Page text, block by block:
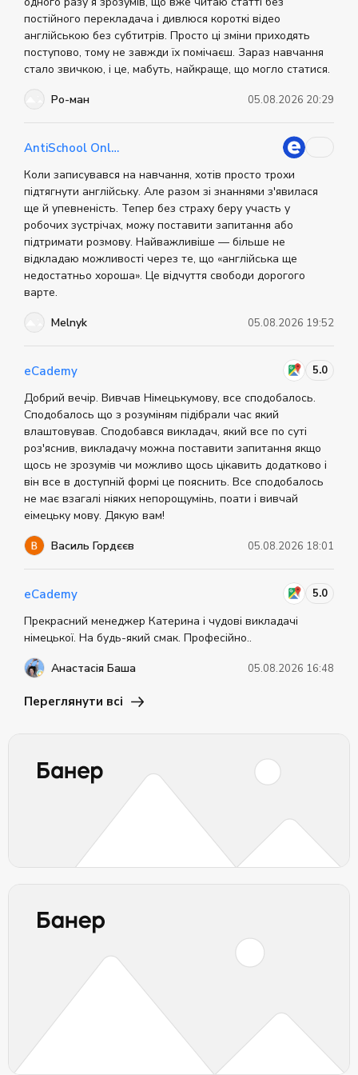
налаштований під кожного учня. Під час навчання
створюється приємна атмосфера, а досвідчені
викладачі допомагають студентам досягати своєї
мети. Додаткові відомості про школу можна знайти на
офіційному веб-сайті.
постійного перекладача і дивлюся короткі відео
англійською без субтитрів. Просто ці зміни приходять
поступово, тому не завжди їх помічаєш. Зараз навчання
стало звичкою, і це, мабуть, найкраще, що могло статися.
Ро-ман
05.08.2026 20:29
AntiSchool Online
Коли записувався на навчання, хотів просто трохи
підтягнути англійську. Але разом зі знаннями з'явилася
ще й упевненість. Тепер без страху беру участь у
робочих зустрічах, можу поставити запитання або
підтримати розмову. Найважливіше — більше не
відкладаю можливості через те, що «англійська ще
недостатньо хороша». Це відчуття свободи дорогого
варте.
Melnyk
05.08.2026 19:52
eCademy 5.0
Добрий вечір. Вивчав Німецькумову, все сподобалось.
Сподобалось що з розуміням підібрали час який
влаштовував. Сподобався викладач, який все по суті
роз'яснив, викладачу можна поставити запитання якщо
щось не зрозумів чи можливо щось цікавить додатково і
він все в доступній формі це пояснить. Все сподобалось
не має взагалі ніяких непорощумінь, поати і вивчай
еімецьку мову. Дякую вам!
Василь Гордєєв
05.08.2026 18:01
eCademy 5.0
Прекрасний менеджер Катерина і чудові викладачі
німецької. На будь-який смак. Професійно..
Анастасія Баша
05.08.2026 16:48
Переглянути всі